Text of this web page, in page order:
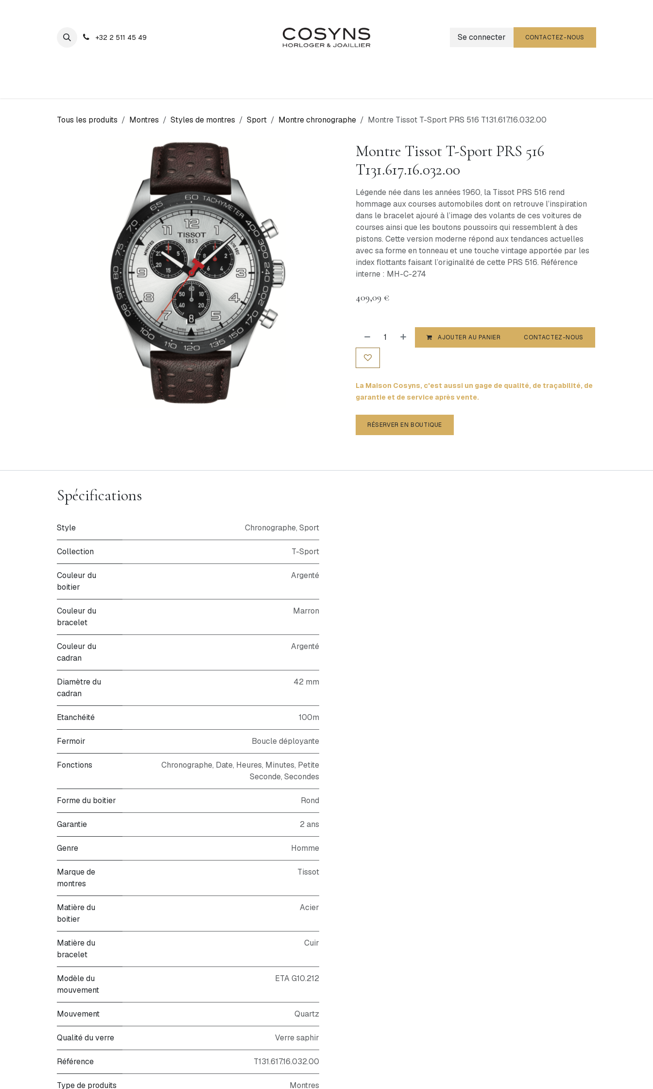
+32 2 511 45 49 Se connecter CONTACTEZ-NOUS
Tous les produits Montres Styles de montres Sport Montre chronographe Montre Tissot T-Sport PRS 516 T131.617.16.032.00
Montre Tissot T-Sport PRS 516
T131.617.16.032.00
Légende née dans les années 1960, la Tissot PRS 516 rend
hommage aux courses automobiles dont on retrouve l’inspiration
dans le bracelet ajouré à l’image des volants de ces voitures de
courses ainsi que les boutons poussoirs qui ressemblent à des
pistons. Cette version moderne répond aux tendances actuelles
avec sa forme en tonneau et une touche vintage apportée par les
index flottants faisant l’originalité de cette PRS 516. Référence
interne : MH-C-274
409,09 €
AJOUTER AU PANIER CONTACTEZ-NOUS
La Maison Cosyns, c'est aussi un gage de qualité, de traçabilité, de
garantie et de service après vente.
RÉSERVER EN BOUTIQUE
Spécifications
Style Chronographe, Sport
Collection T-Sport
Couleur du
boitier
Argenté
Couleur du
bracelet
Marron
Couleur du
cadran
Argenté
Diamètre du
cadran
42 mm
Etanchéité 100m
Fermoir Boucle déployante
Fonctions
Chronographe, Date, Heures, Minutes, Petite
Seconde, Secondes
Forme du boitier Rond
Garantie 2 ans
Genre Homme
Marque de
montres
Tissot
Matière du
boitier
Acier
Matière du
bracelet
Cuir
Modèle du
mouvement
ETA G10.212
Mouvement Quartz
Qualité du verre Verre saphir
Référence T131.617.16.032.00
Type de produits Montres